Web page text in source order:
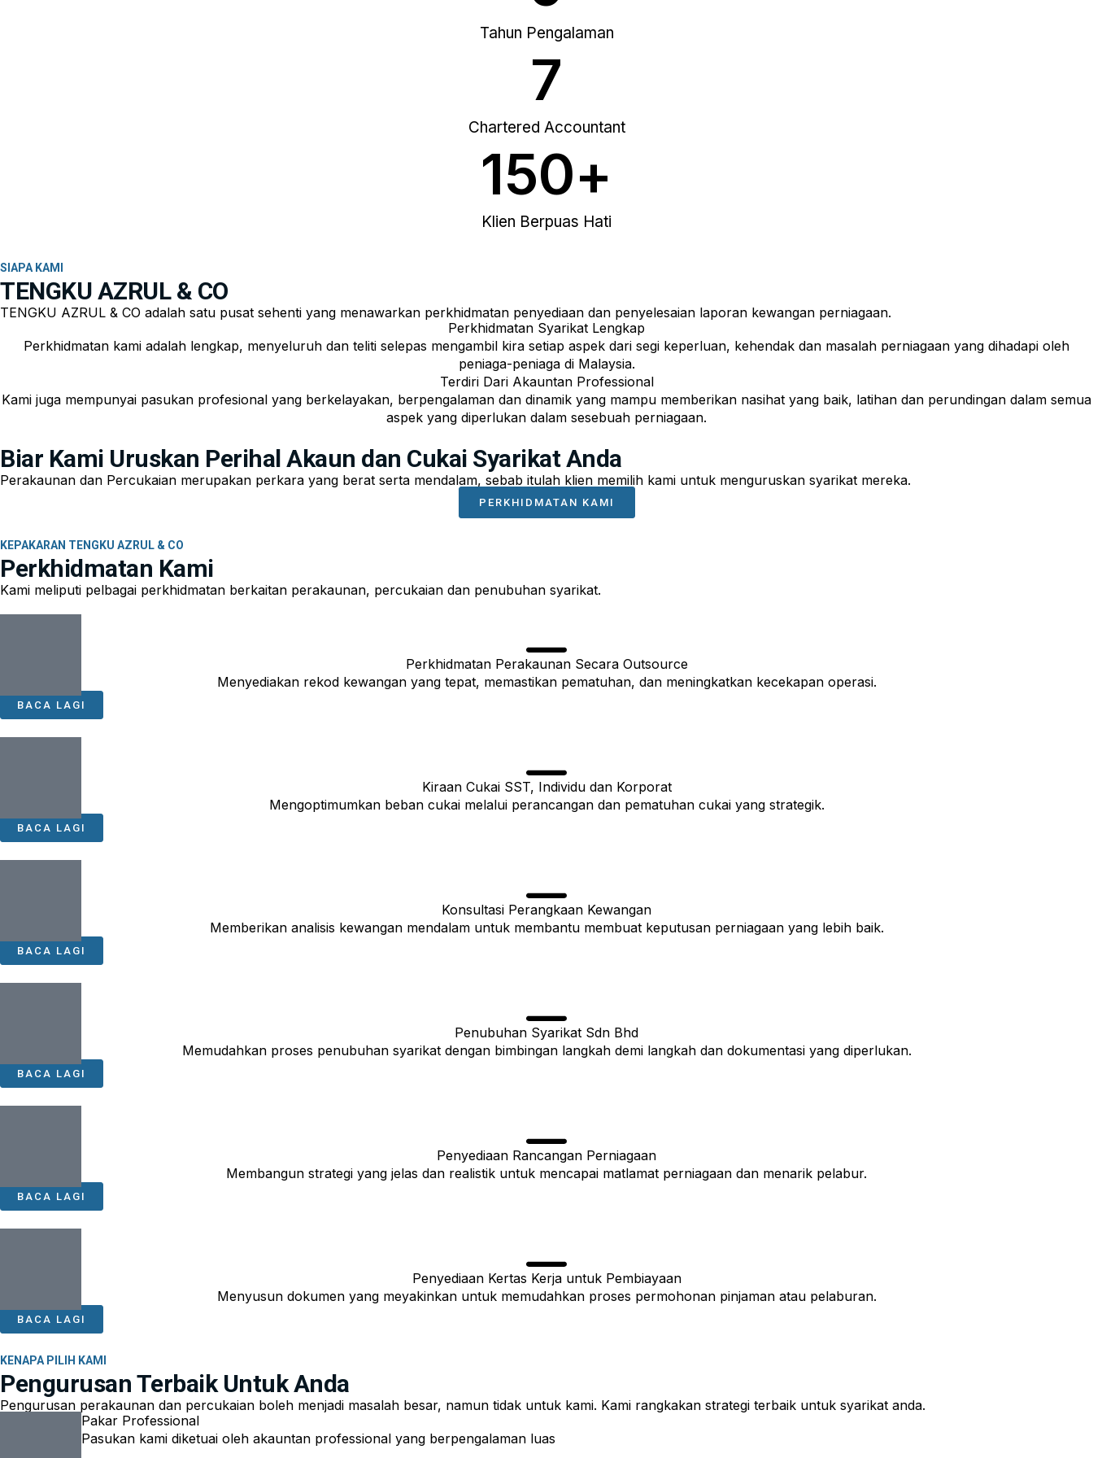
Tahun Pengalaman
Chartered Accountant
7
Klien Berpuas Hati
150+
SIAPA KAMI
TENGKU AZRUL & CO
TENGKU AZRUL & CO adalah satu pusat sehenti yang menawarkan perkhidmatan penyediaan dan penyelesaian laporan kewangan perniagaan.
Perkhidmatan Syarikat Lengkap
Perkhidmatan kami adalah lengkap, menyeluruh dan teliti selepas mengambil kira setiap aspek dari segi keperluan, kehendak dan masalah perniagaan yang dihadapi oleh
peniaga-peniaga di Malaysia.
Terdiri Dari Akauntan Professional
Kami juga mempunyai pasukan profesional yang berkelayakan, berpengalaman dan dinamik yang mampu memberikan nasihat yang baik, latihan dan perundingan dalam semua
aspek yang diperlukan dalam sesebuah perniagaan.
Biar Kami Uruskan Perihal Akaun dan Cukai Syarikat Anda
Perakaunan dan Percukaian merupakan perkara yang berat serta mendalam, sebab itulah klien memilih kami untuk menguruskan syarikat mereka.
PERKHIDMATAN KAMI
KEPAKARAN TENGKU AZRUL & CO
Perkhidmatan Kami
Kami meliputi pelbagai perkhidmatan berkaitan perakaunan, percukaian dan penubuhan syarikat.
Perkhidmatan Perakaunan Secara Outsource
Menyediakan rekod kewangan yang tepat, memastikan pematuhan, dan meningkatkan kecekapan operasi.
BACA LAGI
Kiraan Cukai SST, Individu dan Korporat
Mengoptimumkan beban cukai melalui perancangan dan pematuhan cukai yang strategik.
BACA LAGI
Konsultasi Perangkaan Kewangan
Memberikan analisis kewangan mendalam untuk membantu membuat keputusan perniagaan yang lebih baik.
BACA LAGI
Penubuhan Syarikat Sdn Bhd
Memudahkan proses penubuhan syarikat dengan bimbingan langkah demi langkah dan dokumentasi yang diperlukan.
BACA LAGI
Penyediaan Rancangan Perniagaan
Membangun strategi yang jelas dan realistik untuk mencapai matlamat perniagaan dan menarik pelabur.
BACA LAGI
Penyediaan Kertas Kerja untuk Pembiayaan
Menyusun dokumen yang meyakinkan untuk memudahkan proses permohonan pinjaman atau pelaburan.
BACA LAGI
KENAPA PILIH KAMI
Pengurusan Terbaik Untuk Anda
Pengurusan perakaunan dan percukaian boleh menjadi masalah besar, namun tidak untuk kami. Kami rangkakan strategi terbaik untuk syarikat anda.
Pakar Professional
Pasukan kami diketuai oleh akauntan professional yang berpengalaman luas